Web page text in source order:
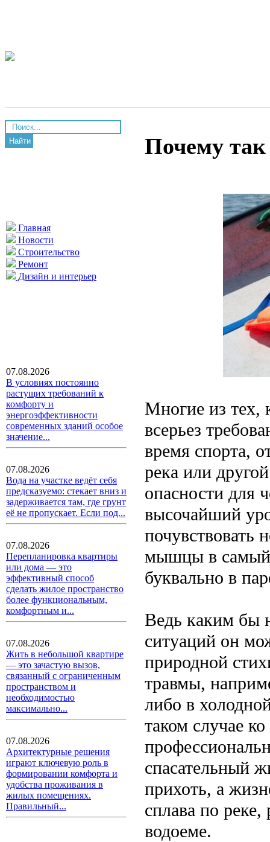
Найти
Главная
Новости
Строительство
Ремонт
Дизайн и интерьер
07.08.2026
В условиях постоянно
растущих требований к
комфорту и
энергоэффективности
современных зданий особое
значение...
07.08.2026
Вода на участке ведёт себя
предсказуемо: стекает вниз и
задерживается там, где грунт
её не пропускает. Если под...
07.08.2026
Перепланировка квартиры
или дома — это
эффективный способ
сделать жилое пространство
более функциональным,
комфортным и...
07.08.2026
Жить в небольшой квартире
— это зачастую вызов,
связанный с ограниченным
пространством и
необходимостью
максимально...
07.08.2026
Архитектурные решения
играют ключевую роль в
формировании комфорта и
удобства проживания в
жилых помещениях.
Правильный...
Почему
Многие из тех,
всерьез
время спорта,
река или
опасности для
высочайший
почувствовать
мышцы в самый
буквально в
Ведь каким бы
ситуаций он
природной
травмы,
либо в
таком случае
спасательный
прихоть, а
сплава по
водоеме.